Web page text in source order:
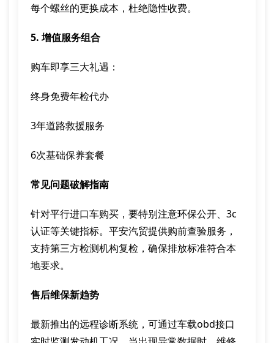
每个螺丝的更换成本，杜绝隐性收费。
5. 增值服务组合
购车即享三大礼遇：
终身免费年检代办
3年道路救援服务
6次基础保养套餐
常见问题破解指南
针对平行进口车购买，要特别注意环保公开、3c
认证等关键指标。平安汽贸提供购前查验服务，
支持第三方检测机构复检，确保排放标准符合本
地要求。
售后维保新趋势
最新推出的远程诊断系统，可通过车载obd接口